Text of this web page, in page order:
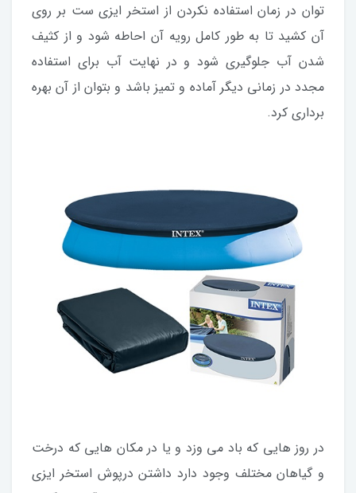
توان در زمان استفاده نکردن از استخر ایزی ست بر روی
آن کشید تا به طور کامل رویه آن احاطه شود و از کثیف
شدن آب جلوگیری شود و در نهایت آب برای استفاده
مجدد در زمانی دیگر آماده و تمیز باشد و بتوان از آن بهره
برداری کرد.
در روز هایی که باد می وزد و یا در مکان هایی که درخت
و گیاهان مختلف وجود دارد داشتن درپوش استخر ایزی